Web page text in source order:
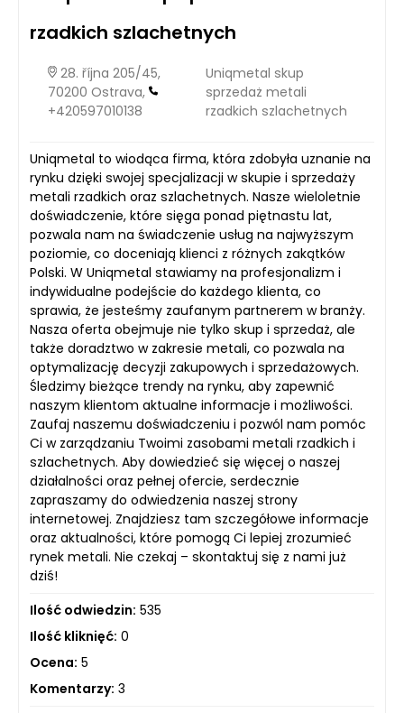
rzadkich szlachetnych
28. října 205/45,
70200 Ostrava,
+420597010138
Uniqmetal skup
sprzedaż metali
rzadkich szlachetnych
Uniqmetal to wiodąca firma, która zdobyła uznanie na
rynku dzięki swojej specjalizacji w skupie i sprzedaży
metali rzadkich oraz szlachetnych. Nasze wieloletnie
doświadczenie, które sięga ponad piętnastu lat,
pozwala nam na świadczenie usług na najwyższym
poziomie, co doceniają klienci z różnych zakątków
Polski. W Uniqmetal stawiamy na profesjonalizm i
indywidualne podejście do każdego klienta, co
sprawia, że jesteśmy zaufanym partnerem w branży.
Nasza oferta obejmuje nie tylko skup i sprzedaż, ale
także doradztwo w zakresie metali, co pozwala na
optymalizację decyzji zakupowych i sprzedażowych.
Śledzimy bieżące trendy na rynku, aby zapewnić
naszym klientom aktualne informacje i możliwości.
Zaufaj naszemu doświadczeniu i pozwól nam pomóc
Ci w zarządzaniu Twoimi zasobami metali rzadkich i
szlachetnych. Aby dowiedzieć się więcej o naszej
działalności oraz pełnej ofercie, serdecznie
zapraszamy do odwiedzenia naszej strony
internetowej. Znajdziesz tam szczegółowe informacje
oraz aktualności, które pomogą Ci lepiej zrozumieć
rynek metali. Nie czekaj – skontaktuj się z nami już
dziś!
Ilość odwiedzin: 535
Ilość kliknięć: 0
Ocena: 5
Komentarzy: 3